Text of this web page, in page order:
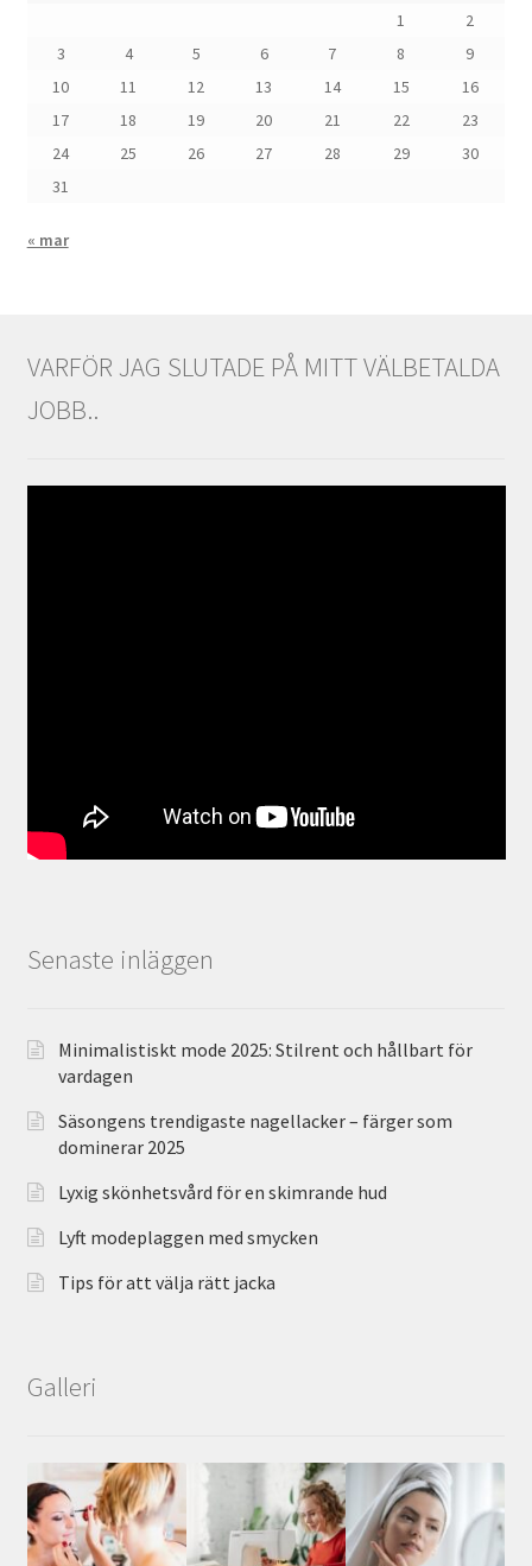
1
2
3
4 5 6 7 8
9
10
11 12 13 14 15
16
17
18 19 20 21 22
23
24
25 26 27 28 29
30
31
« mar
VARFÖR JAG SLUTADE PÅ MITT VÄLBETALDA
JOBB..
Senaste inläggen
Minimalistiskt mode 2025: Stilrent och hållbart för
vardagen
Säsongens trendigaste nagellacker – färger som
dominerar 2025
Lyxig skönhetsvård för en skimrande hud
Lyft modeplaggen med smycken
Tips för att välja rätt jacka
Galleri